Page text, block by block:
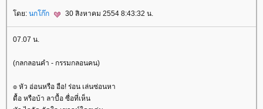
ดย: นกโก๊ก 30 สิงหาคม 2554 8:43:32 น.
07.07 น.
(กลกลอนคำ - กรรมกลอนคน)
๏ หัว อ่อนหรือ อือ! ร่อน เล่นซ่อนหา
ดื้อ หรือบ้า ลาบื้อ ซื่อที่เห็น